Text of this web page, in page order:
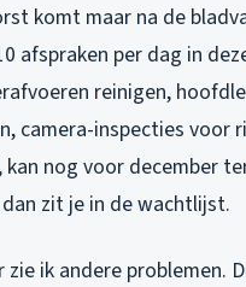
komt maar na de
afspraken per dag in
reinigen,
camera-inspecties voor
kan nog voor december
zit je in de wachtlijst.
zie ik andere problemen.